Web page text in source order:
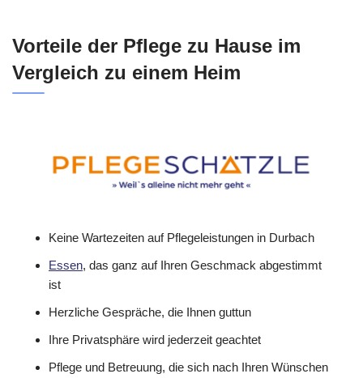
Vorteile der Pflege zu Hause im
Vergleich zu einem Heim
Keine Wartezeiten auf Pflegeleistungen in Durbach
Essen, das ganz auf Ihren Geschmack abgestimmt
ist
Herzliche Gespräche, die Ihnen guttun
Ihre Privatsphäre wird jederzeit geachtet
Pflege und Betreuung, die sich nach Ihren Wünschen